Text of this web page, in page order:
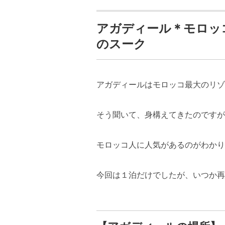
アガディール＊モロ
のスーク
アガディールはモロッコ最大のリゾ
そう聞いて、身構えてきたのです
モロッコ人に人気があるのがわかり
今回は１泊だけでしたが、いつか